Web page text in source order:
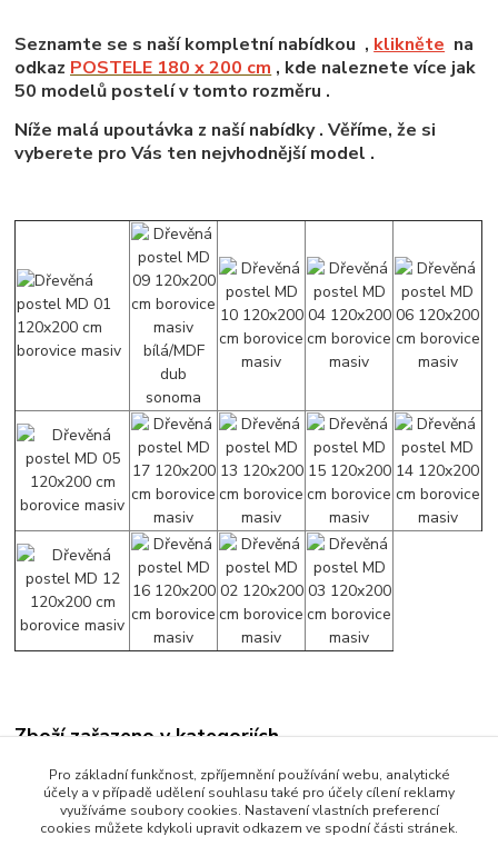
Seznamte se s naší kompletní nabídkou , klikněte na
odkaz POSTELE 180 x 200 cm , kde naleznete více jak
50 modelů postelí v tomto rozměru .
Níže malá upoutávka z naší nabídky . Věříme, že si
vyberete pro Vás ten nejvhodnější model .
Zboží zařazeno v kategoriích
Manželské postele
Postele 180 x 200 cm
Pro základní funkčnost, zpříjemnění používání webu, analytické
účely a v případě udělení souhlasu také pro účely cílení reklamy
využíváme soubory cookies. Nastavení vlastních preferencí
cookies můžete kdykoli upravit odkazem ve spodní části stránek.